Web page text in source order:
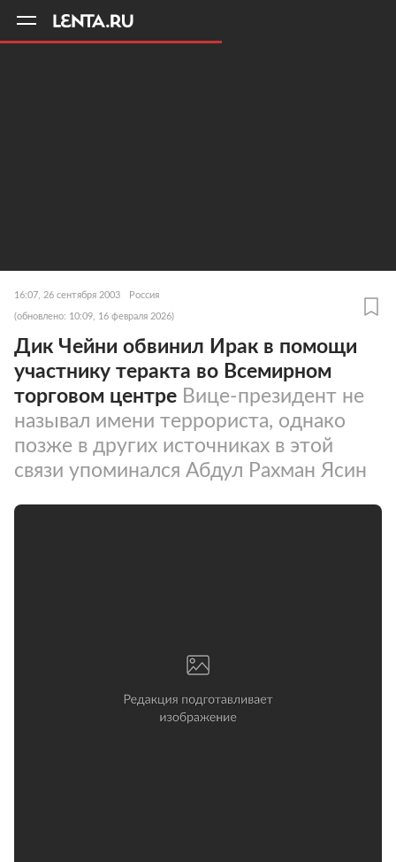
16:07, 26 сентября 2003 Россия
(обновлено: 10:09, 16 февраля 2026)
Дик Чейни обвинил Ирак в помощи
участнику теракта во Всемирном
торговом центре Вице-президент не
называл имени террориста, однако
позже в других источниках в этой
связи упоминался Абдул Рахман Ясин